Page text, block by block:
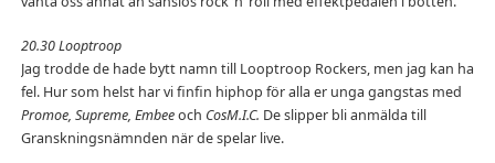
20.30 Looptroop
Jag trodde de hade bytt namn till Looptroop Rockers, men jag kan ha
fel. Hur som helst har vi finfin hiphop för alla er unga gangstas med
Promoe, Supreme, Embeeoch CosM.I.C. De slipper bli anmälda till
Granskningsnämnden när de spelar live.